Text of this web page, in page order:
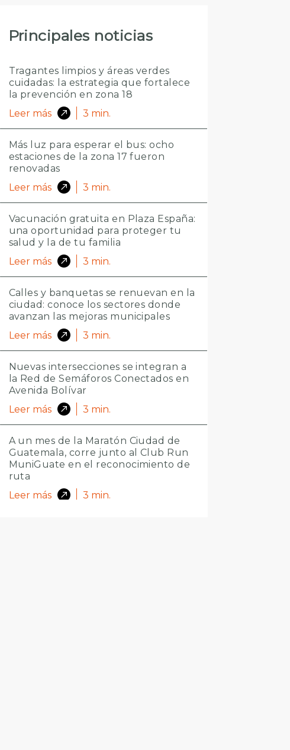
Principales noticias
Tragantes limpios y áreas verdes
cuidadas: la estrategia que fortalece
la prevención en zona 18
Leer más
3 min.
Más luz para esperar el bus: ocho
estaciones de la zona 17 fueron
renovadas
Leer más
3 min.
Vacunación gratuita en Plaza España:
una oportunidad para proteger tu
salud y la de tu familia
Leer más
3 min.
Calles y banquetas se renuevan en la
ciudad: conoce los sectores donde
avanzan las mejoras municipales
Leer más
3 min.
Nuevas intersecciones se integran a
la Red de Semáforos Conectados en
Avenida Bolívar
Leer más
3 min.
A un mes de la Maratón Ciudad de
Guatemala, corre junto al Club Run
MuniGuate en el reconocimiento de
ruta
Leer más
3 min.